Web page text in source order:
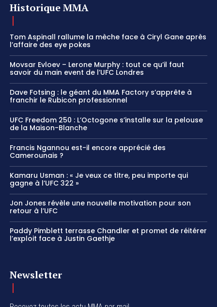
Historique MMA
Tom Aspinall rallume la mèche face à Ciryl Gane après
l’affaire des eye pokes
Movsar Evloev – Lerone Murphy : tout ce qu’il faut
savoir du main event de l’UFC Londres
Dave Fotsing : le géant du MMA Factory s’apprête à
franchir le Rubicon professionnel
UFC Freedom 250 : L’Octogone s’installe sur la pelouse
de la Maison-Blanche
Francis Ngannou est-il encore apprécié des
Camerounais ?
Kamaru Usman : « Je veux ce titre, peu importe qui
gagne à l’UFC 322 »
Jon Jones révèle une nouvelle motivation pour son
retour à l’UFC
Paddy Pimblett terrasse Chandler et promet de réitérer
l’exploit face à Justin Gaethje
Newsletter